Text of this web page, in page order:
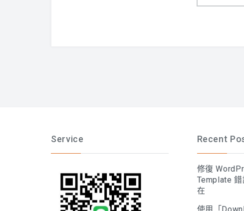
Service Recent
修復
Template
在